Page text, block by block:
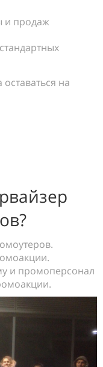
и продаж
на
и промоперсонал